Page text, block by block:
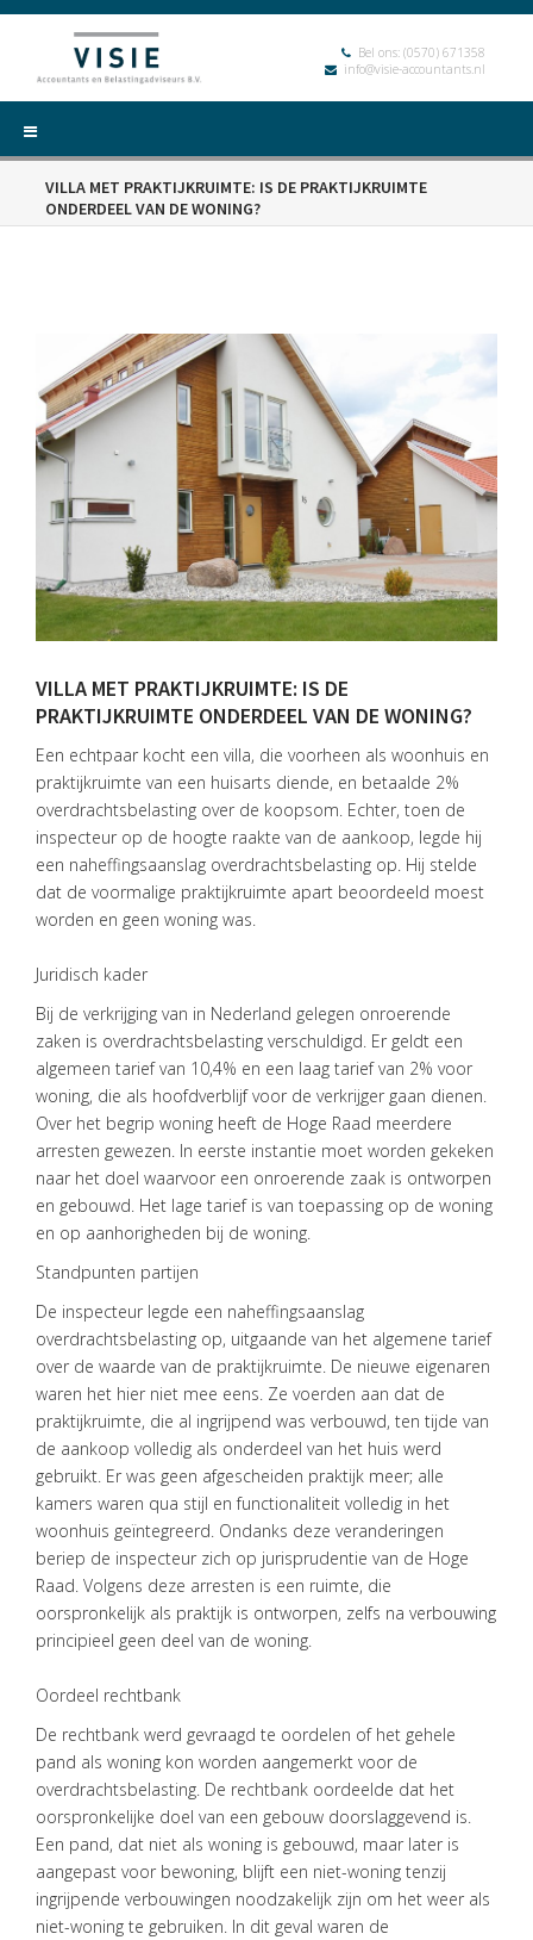
Bel ons: (0570) 671358
info@visie-accountants.nl
HOME
DIENSTEN
OVER
VISIE
TEAM
VACATURES
CONTACT
VILLA MET PRAKTIJKRUIMTE: IS DE PRAKTIJKRUIMTE
ONDERDEEL VAN DE WONING?
VILLA MET PRAKTIJKRUIMTE: IS DE
PRAKTIJKRUIMTE ONDERDEEL VAN DE WONING?
Een echtpaar kocht een villa, die voorheen als woonhuis en
praktijkruimte van een huisarts diende, en betaalde 2%
overdrachtsbelasting over de koopsom. Echter, toen de
inspecteur op de hoogte raakte van de aankoop, legde hij
een naheffingsaanslag overdrachtsbelasting op. Hij stelde
dat de voormalige praktijkruimte apart beoordeeld moest
worden en geen woning was.
Juridisch kader
Bij de verkrijging van in Nederland gelegen onroerende
zaken is overdrachtsbelasting verschuldigd. Er geldt een
algemeen tarief van 10,4% en een laag tarief van 2% voor
woning, die als hoofdverblijf voor de verkrijger gaan dienen.
Over het begrip woning heeft de Hoge Raad meerdere
arresten gewezen. In eerste instantie moet worden gekeken
naar het doel waarvoor een onroerende zaak is ontworpen
en gebouwd. Het lage tarief is van toepassing op de woning
en op aanhorigheden bij de woning.
Standpunten partijen
De inspecteur legde een naheffingsaanslag
overdrachtsbelasting op, uitgaande van het algemene tarief
over de waarde van de praktijkruimte. De nieuwe eigenaren
waren het hier niet mee eens. Ze voerden aan dat de
praktijkruimte, die al ingrijpend was verbouwd, ten tijde van
de aankoop volledig als onderdeel van het huis werd
gebruikt. Er was geen afgescheiden praktijk meer; alle
kamers waren qua stijl en functionaliteit volledig in het
woonhuis geïntegreerd. Ondanks deze veranderingen
beriep de inspecteur zich op jurisprudentie van de Hoge
Raad. Volgens deze arresten is een ruimte, die
oorspronkelijk als praktijk is ontworpen, zelfs na verbouwing
principieel geen deel van de woning.
Oordeel rechtbank
De rechtbank werd gevraagd te oordelen of het gehele
pand als woning kon worden aangemerkt voor de
overdrachtsbelasting. De rechtbank oordeelde dat het
oorspronkelijke doel van een gebouw doorslaggevend is.
Een pand, dat niet als woning is gebouwd, maar later is
aangepast voor bewoning, blijft een niet-woning tenzij
ingrijpende verbouwingen noodzakelijk zijn om het weer als
niet-woning te gebruiken. In dit geval waren de